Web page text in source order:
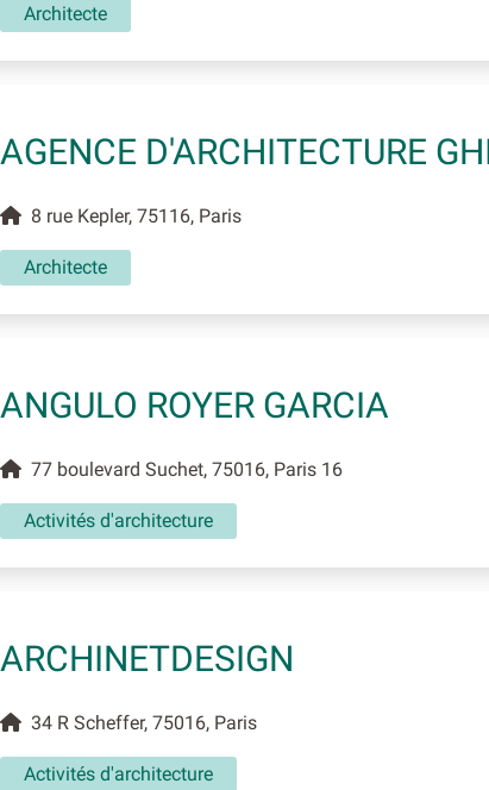
Architecte
AGENCE D'ARCHITECTURE
8 rue Kepler, 75116, Paris
Architecte
ANGULO ROYER GARCIA
77 boulevard Suchet, 75016, Paris 16
Activités d'architecture
ARCHINETDESIGN
34 R Scheffer, 75016, Paris
Activités d'architecture